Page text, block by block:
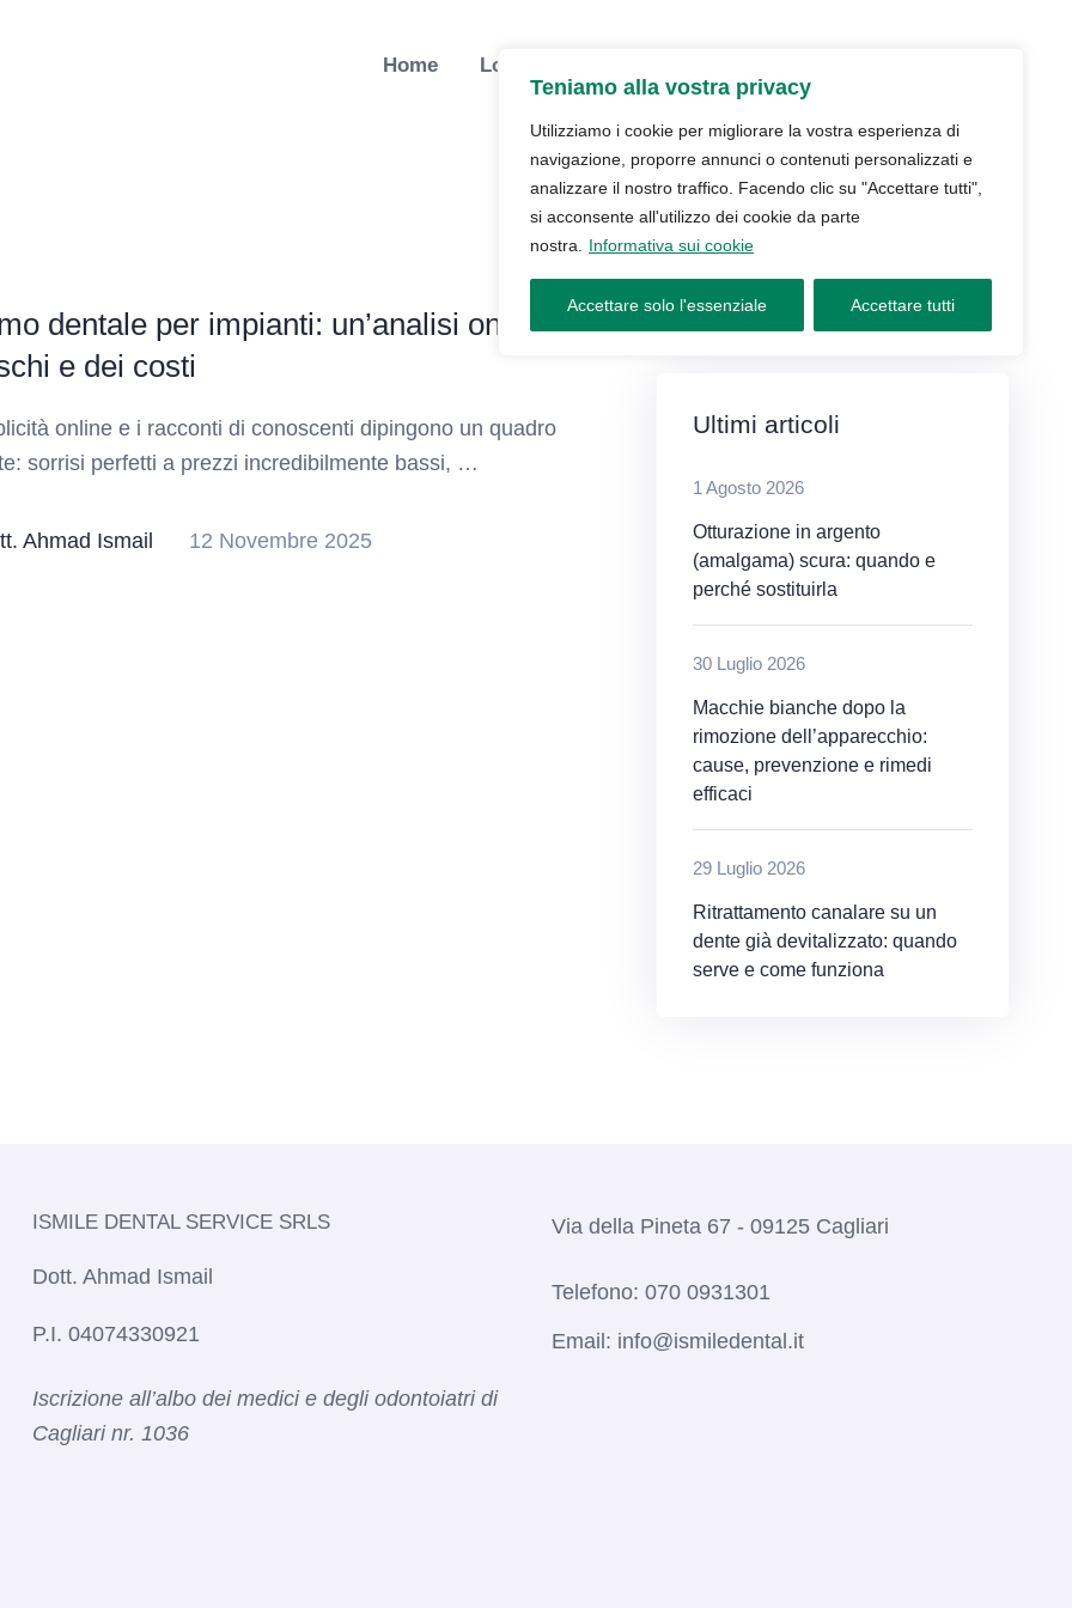
Teniamo alla vostra privacy
Utilizziamo i cookie per migliorare la vostra esperienza di
navigazione, proporre annunci o contenuti personalizzati e
analizzare il nostro traffico. Facendo clic su "Accettare tutti",
si acconsente all'utilizzo dei cookie da parte
nostra.
Informativa sui cookie
Accettare solo l'essenziale Accettare tutti
Home Lo Studio
dentale per impianti: un’analisi onesta
e dei costi
online e i racconti di conoscenti dipingono un quadro
sorrisi perfetti a prezzi incredibilmente bassi, …
Ahmad Ismail 12 Novembre 2025
Ultimi articoli
1 Agosto 2026
Otturazione in argento
(amalgama) scura: quando e
perché sostituirla
30 Luglio 2026
Macchie bianche dopo la
rimozione dell’apparecchio:
cause, prevenzione e rimedi
efficaci
29 Luglio 2026
Ritrattamento canalare su un
dente già devitalizzato: quando
serve e come funziona
ISMILE DENTAL SERVICE SRLS​
Dott. Ahmad Ismail
P.I. 04074330921
Iscrizione all’albo dei medici e degli odontoiatri di
Cagliari nr. 1036​
Via della Pineta 67 - 09125 Cagliari
Telefono: 070 0931301
Email: info@ismiledental.it